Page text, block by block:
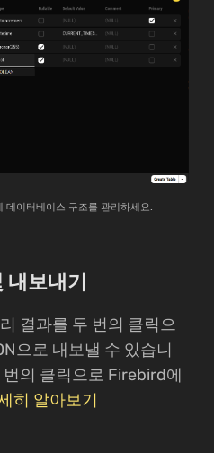
데이터베이스 구조를 관리하세요.
보내기
결과를 두 번의 클릭으
으로 내보낼 수 있습니
의 클릭으로 Firebird에
히 알아보기